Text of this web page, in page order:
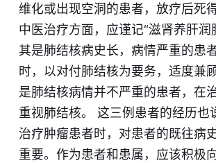
维化或出现空洞的患者，放疗后死
中医治疗方面，应谨记“滋肾养肝润
其是肺结核病史长，病情严重的患
时，以对付肺结核为要务，适度兼
是肺结核病情并不严重的患者，在
重视肺结核。 这三例患者的经历也
治疗肿瘤患者时，对患者的既往病
重要。作为患者和患属，应该积极